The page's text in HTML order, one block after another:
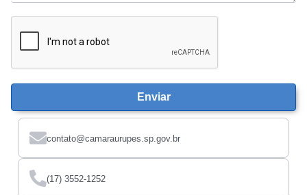
Enviar
contato@camaraurupes.sp.gov.br
(17) 3552-1252